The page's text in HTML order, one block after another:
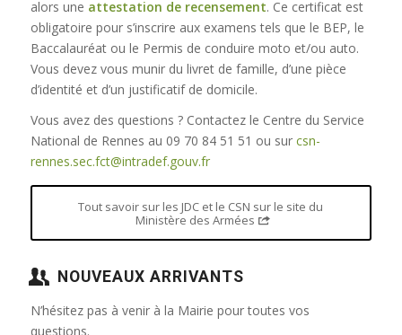
alors une attestation de recensement. Ce certificat est
obligatoire pour s’inscrire aux examens tels que le BEP, le
Baccalauréat ou le Permis de conduire moto et/ou auto.
Vous devez vous munir du livret de famille, d’une pièce
d’identité et d’un justificatif de domicile.
Vous avez des questions ? Contactez le Centre du Service
National de Rennes au 09 70 84 51 51 ou sur csn-
rennes.sec.fct@intradef.gouv.fr
Tout savoir sur les JDC et le CSN sur le site du
Ministère des Armées
NOUVEAUX ARRIVANTS
N’hésitez pas à venir à la Mairie pour toutes vos
questions.